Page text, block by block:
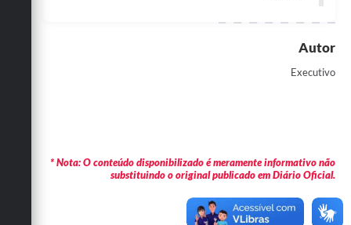
Sala M. do Empreendedor
Autor
Executivo
* Nota: O conteúdo disponibilizado é meramente informativo não
substituindo o original publicado em Diário Oficial.